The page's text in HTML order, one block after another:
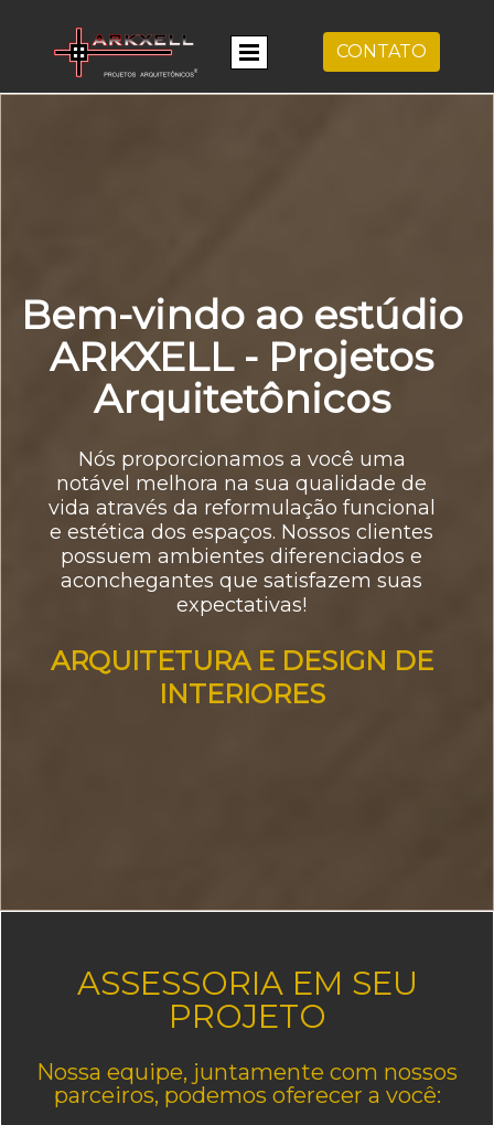
CONTATO
Bem-vindo ao estúdio
ARKXELL - Projetos
Arquitetônicos
Nós proporcionamos a você uma
notável melhora na sua qualidade de
vida através da reformulação funcional
e estética dos espaços. Nossos clientes
possuem ambientes diferenciados e
aconchegantes que satisfazem suas
expectativas!
ARQUITETURA E DESIGN DE
INTERIORES
ASSESSORIA EM SEU
PROJETO
Nossa equipe, juntamente com nossos
parceiros, podemos oferecer a você: